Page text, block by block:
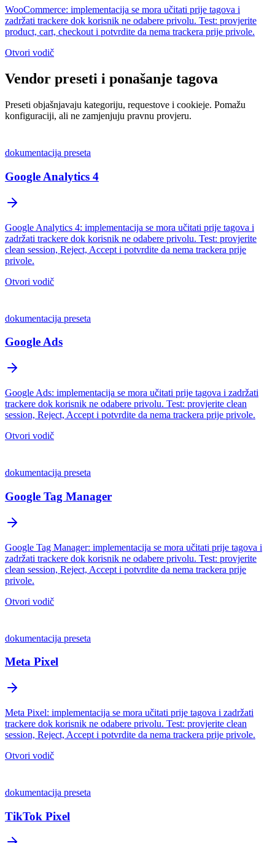
WooCommerce: implementacija se mora učitati prije tagova i
zadržati trackere dok korisnik ne odabere privolu. Test: provjerite
product, cart, checkout i potvrdite da nema trackera prije privole.
Otvori vodič
Vendor preseti i ponašanje tagova
Preseti objašnjavaju kategoriju, requestove i cookieje. Pomažu
konfiguraciji, ali ne zamjenjuju pravnu provjeru.
dokumentacija preseta
Google Analytics 4
Google Analytics 4: implementacija se mora učitati prije tagova i
zadržati trackere dok korisnik ne odabere privolu. Test: provjerite
clean session, Reject, Accept i potvrdite da nema trackera prije
privole.
Otvori vodič
dokumentacija preseta
Google Ads
Google Ads: implementacija se mora učitati prije tagova i zadržati
trackere dok korisnik ne odabere privolu. Test: provjerite clean
session, Reject, Accept i potvrdite da nema trackera prije privole.
Otvori vodič
dokumentacija preseta
Google Tag Manager
Google Tag Manager: implementacija se mora učitati prije tagova i
zadržati trackere dok korisnik ne odabere privolu. Test: provjerite
clean session, Reject, Accept i potvrdite da nema trackera prije
privole.
Otvori vodič
dokumentacija preseta
Meta Pixel
Meta Pixel: implementacija se mora učitati prije tagova i zadržati
trackere dok korisnik ne odabere privolu. Test: provjerite clean
session, Reject, Accept i potvrdite da nema trackera prije privole.
Otvori vodič
dokumentacija preseta
TikTok Pixel